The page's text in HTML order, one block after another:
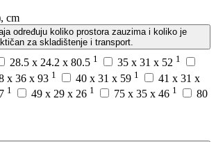
cm
određuju koliko prostora zauzima i koliko je
za skladištenje i transport.
28.5 x 24.2 x 80.5 1 35 x 31 x 52 1
x 36 x 93 1 40 x 31 x 59 1
41 x 31 x
1 49 x 29 x 26 1 75 x 35 x 46 1
80